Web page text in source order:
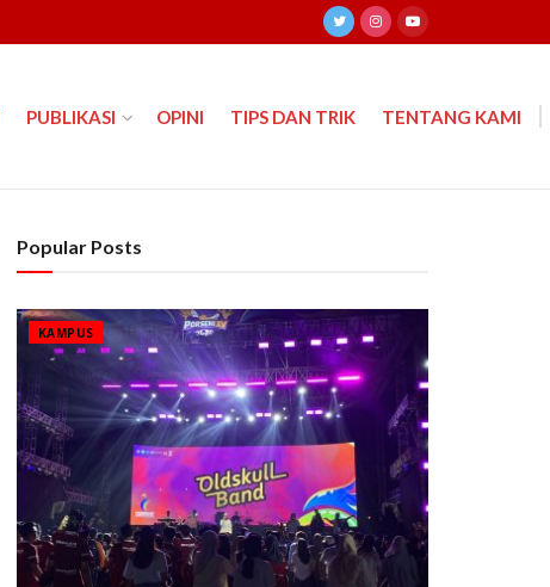
PUBLIKASI OPINI TIPS DAN TRIK TENTANG KAMI
Popular Posts
KAMPUS